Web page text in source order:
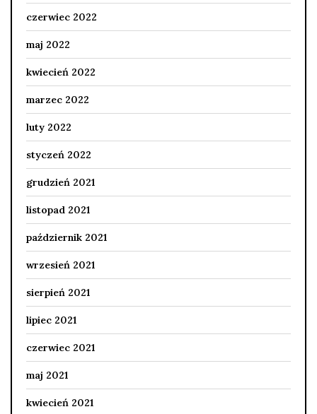
czerwiec 2022
maj 2022
kwiecień 2022
marzec 2022
luty 2022
styczeń 2022
grudzień 2021
listopad 2021
październik 2021
wrzesień 2021
sierpień 2021
lipiec 2021
czerwiec 2021
maj 2021
kwiecień 2021